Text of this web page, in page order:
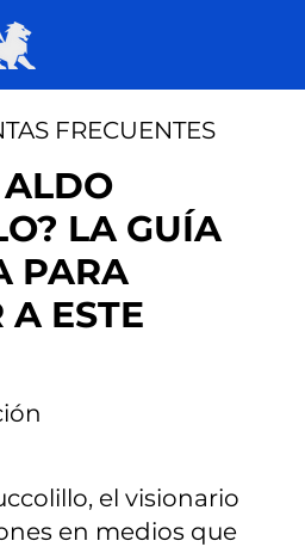
FRECUENTES
ALDO
LA GUÍA
PARA
A ESTE
el visionario
en medios que